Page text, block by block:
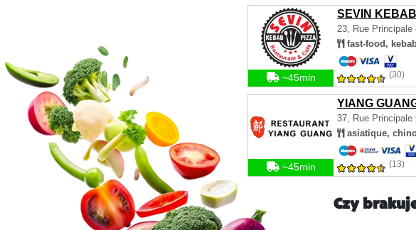
SEVIN
23, Rue Principale
fast-food,
~45min (30)
YIANG
37, Rue Principale
asiatique,
~45min (13)
Czy